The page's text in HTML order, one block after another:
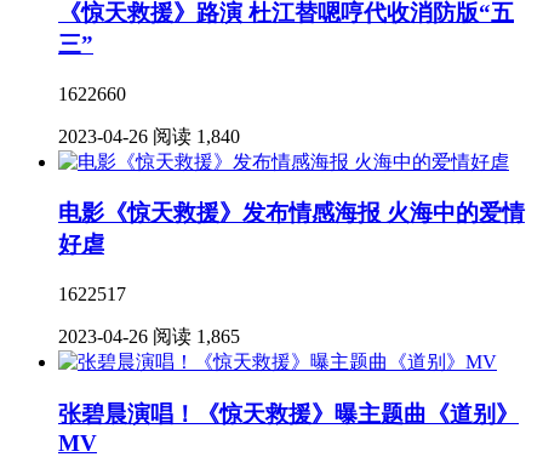
《惊天救援》路演 杜江替嗯哼代收消防版“五
三”
1622660
2023-04-26 阅读 1,840
电影《惊天救援》发布情感海报 火海中的爱情
好虐
1622517
2023-04-26 阅读 1,865
张碧晨演唱！《惊天救援》曝主题曲《道别》
MV